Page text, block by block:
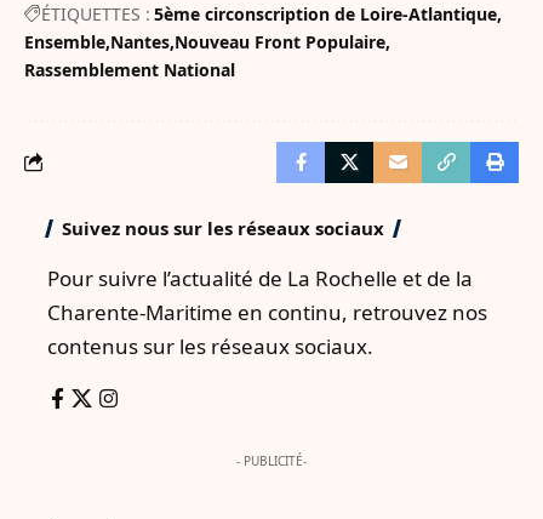
ÉTIQUETTES : 5ème circonscription de Loire-Atlantique
Ensemble Nantes Nouveau Front Populaire
Rassemblement National
Suivez nous sur les réseaux sociaux
Pour suivre l’actualité de La Rochelle et de la
Charente-Maritime en continu, retrouvez nos
contenus sur les réseaux sociaux.
- PUBLICITÉ-